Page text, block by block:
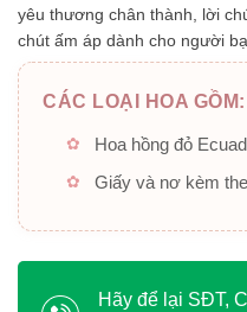
yêu thương chân thành, lời
chút ấm áp dành cho người
CÁC LOẠI HOA GỒM:
Hoa hồng đỏ
Giấy và nơ kèm
Hãy để lại SĐT,